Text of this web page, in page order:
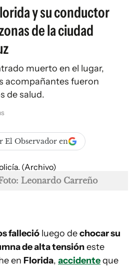
y su conductor
de la ciudad
muerto en el lugar,
acompañantes fueron
de salud.
El Observador en
Leonardo Carreño
falleció luego dechocar su
de alta tensióneste
en Florida, accidenteque